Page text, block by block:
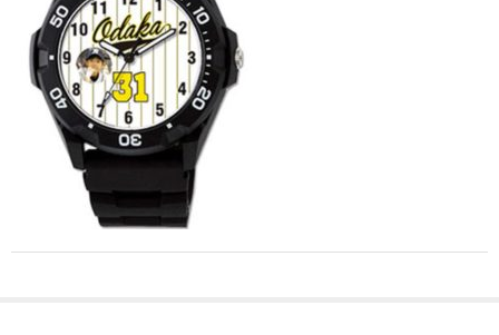
メロディ時計(集合)
音声時計(集合)
目覚まし時計(個別)
お絵かきギャラリープラス(絵＋個別)
メロディ時計(個別)